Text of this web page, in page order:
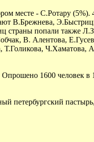
месте - С.Ротару
В.Брежнева,
страны попали также
В. Алентова,
Ч.Хаматова,
1600 человек в